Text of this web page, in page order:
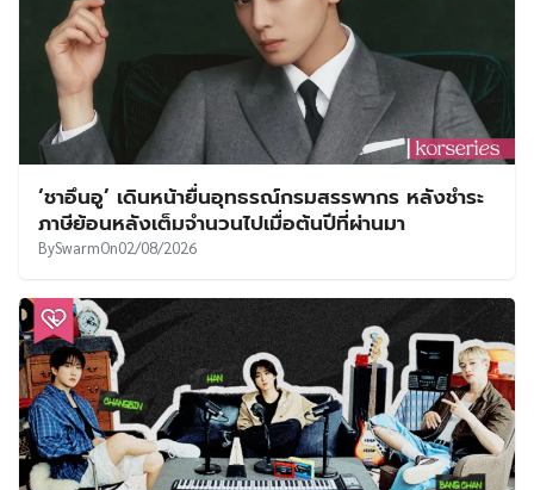
‘ชาอึนอู’ เดินหน้ายื่นอุทธรณ์กรมสรรพากร หลังชำระ
ภาษีย้อนหลังเต็มจำนวนไปเมื่อต้นปีที่ผ่านมา
BySwarmOn02/08/2026